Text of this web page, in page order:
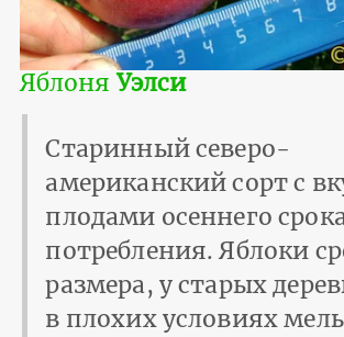
ЯблоняУэлси
Старинный северо-
американский сорт с
плодами осеннего
потребления. Яблоки
размера, у старых
в плохих условиях